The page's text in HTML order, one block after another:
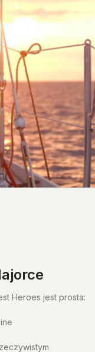
Heroes jest prosta: